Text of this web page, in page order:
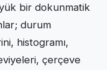
bir dokunmatik
durum
histogramı,
çerçeve